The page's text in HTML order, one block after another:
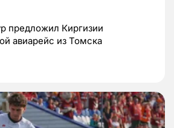
предложил Киргизии
авиарейс из Томска